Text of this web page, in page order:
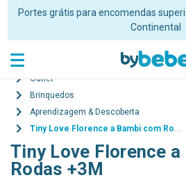
Portes grátis para encomendas
Continental
Outlet
Brinquedos
Aprendizagem & Descoberta
Tiny Love Florence a Bambi com Rodas +3M
Tiny Love Florence
Rodas +3M